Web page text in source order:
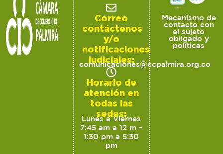
Correo
contáctenos
y/o
notificaciones
judiciales:
comunicaciones@ccpalmira.org.co
Horario de
atención en
todas las
sedes:
Lunes a Viernes
7:45 am a 12 m –
1:30 pm a 5:30
pm
Mecanismo de
contacto con
el sujeto
obligado y
políticas